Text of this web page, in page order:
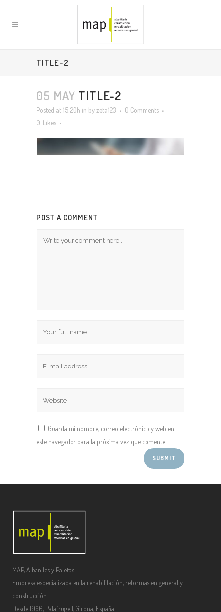
TITLE-2
05 MAY TITLE-2
Posted at 15:20h in byzeta123
0 Comments
0 Likes
POST A COMMENT
Guarda mi nombre, correo electrónico y web en
este navegador para la próxima vez que comente.
MAP, Albañiles y Paletas
Empresa especializada en la rehabilitación, reformas en general y
construcción.
Desde 1996, Palafrugell, Girona, España.